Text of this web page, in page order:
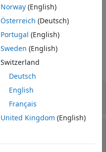
BuildConfiguration object
Norway(English)
Österreich (Deutsch)
Portugal (English)
Sweden (English)
Switzerland
Deutsch
English
Français
United Kingdom (English)